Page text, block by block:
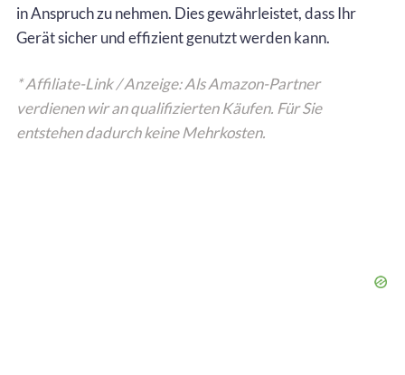
in Anspruch zu nehmen. Dies gewährleistet, dass Ihr
Gerät sicher und effizient genutzt werden kann.
* Affiliate-Link / Anzeige: Als Amazon-Partner
verdienen wir an qualifizierten Käufen. Für Sie
entstehen dadurch keine Mehrkosten.